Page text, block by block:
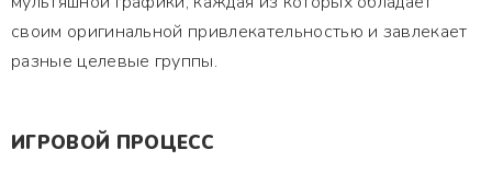
своим оригинальной привлекательностью и завлекает
разные целевые группы.
ИГРОВОЙ ПРОЦЕСС